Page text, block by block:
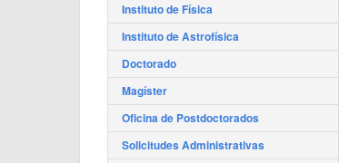
Instituto de Física
Instituto de Astrofísica
Doctorado
Magíster
Oficina de Postdoctorados
Solicitudes Administrativas